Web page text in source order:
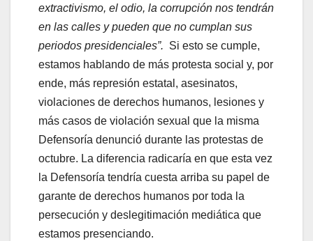
extractivismo, el odio, la corrupción nos tendrán
en las calles y pueden que no cumplan sus
periodos presidenciales”. Si esto se cumple,
estamos hablando de más protesta social y, por
ende, más represión estatal, asesinatos,
violaciones de derechos humanos, lesiones y
más casos de violación sexual que la misma
Defensoría denunció durante las protestas de
octubre. La diferencia radicaría en que esta vez
la Defensoría tendría cuesta arriba su papel de
garante de derechos humanos por toda la
persecución y deslegitimación mediática que
estamos presenciando.